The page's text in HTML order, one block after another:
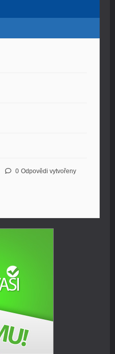
0 Odpovědi vytvořeny